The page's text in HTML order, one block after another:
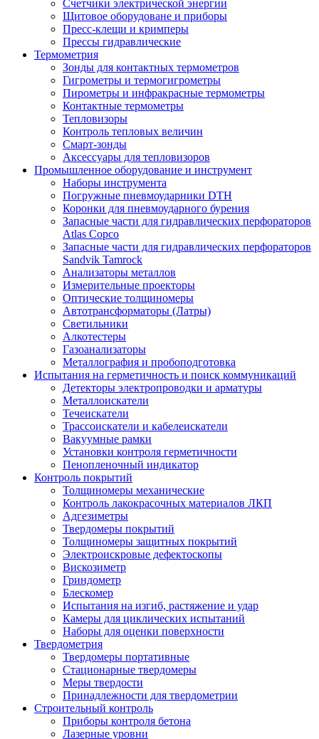
Счетчики электрической энергии
Щитовое оборудоване и приборы
Пресс-клещи и кримперы
Прессы гидравлические
Термометрия
Зонды для контактных термометров
Гигрометры и термогигрометры
Пирометры и инфракрасные термометры
Контактные термометры
Тепловизоры
Контроль тепловых величин
Смарт-зонды
Аксессуары для тепловизоров
Промышленное оборудование и инструмент
Наборы инструмента
Погружные пневмоударники DTH
Коронки для пневмоударного бурения
Запасные части для гидравлических перфораторов
Atlas Copco
Запасные части для гидравлических перфораторов
Sandvik Tamrock
Анализаторы металлов
Измерительные проекторы
Оптические толщиномеры
Автотрансформаторы (Латры)
Светильники
Алкотестеры
Газоанализаторы
Металлография и пробоподготовка
Испытания на герметичность и поиск коммуникаций
Детекторы электропроводки и арматуры
Металлоискатели
Течеискатели
Трассоискатели и кабелеискатели
Вакуумные рамки
Установки контроля герметичности
Пенопленочный индикатор
Контроль покрытий
Толщиномеры механические
Контроль лакокрасочных материалов ЛКП
Адгезиметры
Твердомеры покрытий
Толщиномеры защитных покрытий
Электроискровые дефектоскопы
Вискозиметр
Гриндометр
Блескомер
Испытания на изгиб, растяжение и удар
Камеры для циклических испытаний
Наборы для оценки поверхности
Твердометрия
Твердомеры портативные
Стационарные твердомеры
Меры твердости
Принадлежности для твердометрии
Строительный контроль
Приборы контроля бетона
Лазерные уровни